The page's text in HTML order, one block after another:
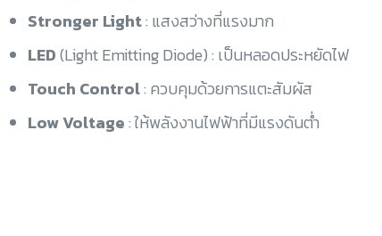
Stronger Light: แสงสว่างที่แรงมาก
LED(Light Emitting Diode) : เป็นหลอดประหยัดไฟ
Touch Control: ควบคุมด้วยการแตะสัมผัส
Low Voltage: ให้พลังงานไฟฟ้าที่มีแรงดันต่ำ